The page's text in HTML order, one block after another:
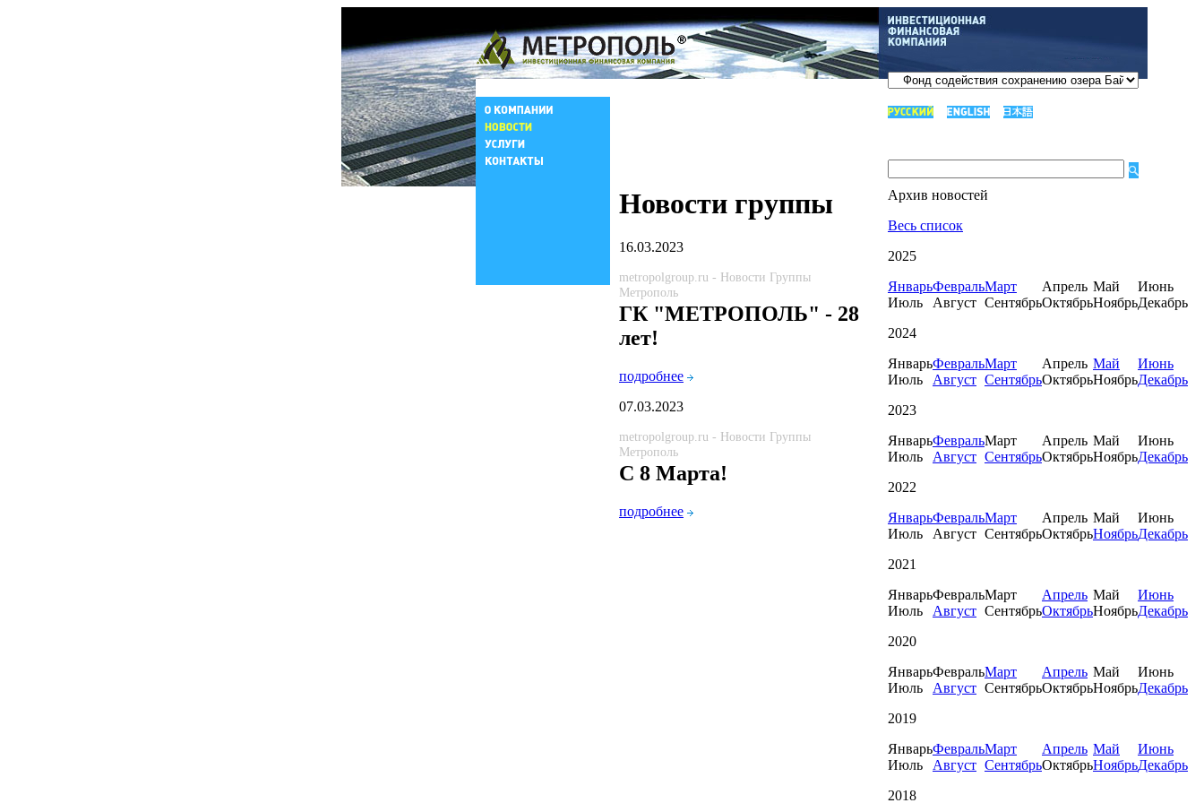
Новости группы
16.03.2023
metropolgroup.ru - Новости Группы
Метрополь
ГК "МЕТРОПОЛЬ" - 28
лет!
подробнее
07.03.2023
metropolgroup.ru - Новости Группы
Метрополь
С 8 Марта!
подробнее
Архив новостей
Весь список
2025
ЯнварьФевральМарт Апрель Май
Июнь
Июль
Август СентябрьОктябрьНоябрьДекабрь
2024
ЯнварьФевральМарт Апрель Май
Июнь
Июль
Август СентябрьОктябрьНоябрьДекабрь
2023
ЯнварьФевральМарт Апрель Май
Июнь
Июль
Август СентябрьОктябрьНоябрьДекабрь
2022
ЯнварьФевральМарт Апрель Май
Июнь
Июль
Август СентябрьОктябрьНоябрьДекабрь
2021
ЯнварьФевральМарт Апрель Май
Июнь
Июль
Август СентябрьОктябрьНоябрьДекабрь
2020
ЯнварьФевральМарт Апрель Май
Июнь
Июль
Август СентябрьОктябрьНоябрьДекабрь
2019
ЯнварьФевральМарт Апрель Май
Июнь
Июль
Август СентябрьОктябрьНоябрьДекабрь
2018